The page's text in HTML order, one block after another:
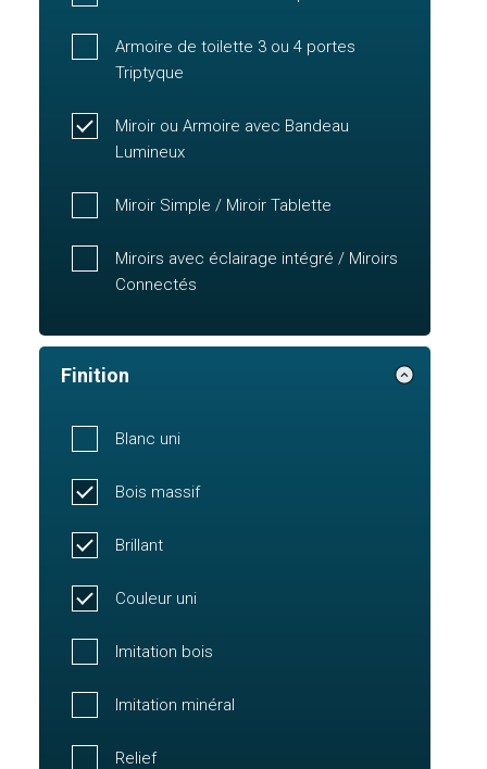
Armoire de toilette 3 ou 4 portes
Triptyque
Miroir ou Armoire avec Bandeau
Lumineux
Miroir Simple / Miroir Tablette
Miroirs avec éclairage intégré / Miroirs
Connectés
Finition
Blanc uni
Bois massif
Brillant
Couleur uni
Imitation bois
Imitation minéral
Relief